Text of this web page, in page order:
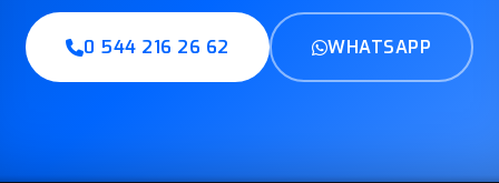
0 544 216 26 62 WHATSAPP